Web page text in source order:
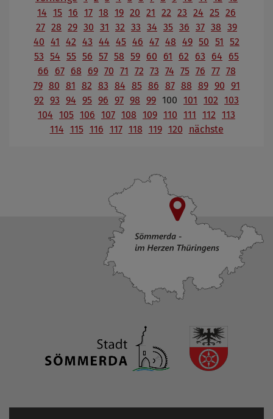
14 15 16 17 18 19 20 21 22 23 24 25 26
27 28 29 30 31 32 33 34 35 36 37 38 39
40 41 42 43 44 45 46 47 48 49 50 51
52
53 54 55 56 57 58 59 60 61 62 63 64
65
66
67 68 69 70 71 72 73 74 75 76 77 78
79 80 81 82 83 84 85 86 87 88 89 90 91
92 93 94 95 96 97 98 99 100 101 102 103
104 105 106 107 108 109 110 111 112 113
114 115 116 117 118 119 120 nächste